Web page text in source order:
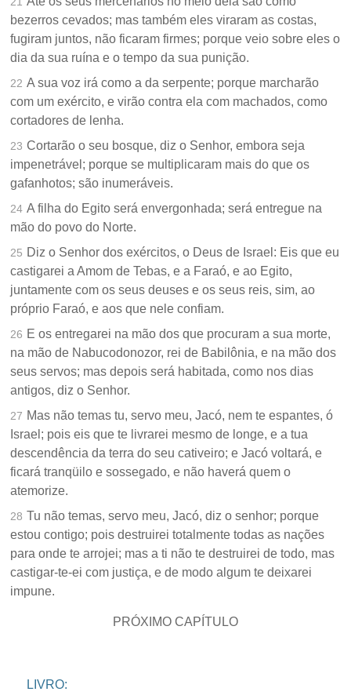
bezerros cevados; mas também eles viraram as costas,
fugiram juntos, não ficaram firmes; porque veio sobre eles o
dia da sua ruína e o tempo da sua punição.
22 A sua voz irá como a da serpente; porque marcharão
com um exército, e virão contra ela com machados, como
cortadores de lenha.
23 Cortarão o seu bosque, diz o Senhor, embora seja
impenetrável; porque se multiplicaram mais do que os
gafanhotos; são inumeráveis.
24 A filha do Egito será envergonhada; será entregue na
mão do povo do Norte.
25 Diz o Senhor dos exércitos, o Deus de Israel: Eis que eu
castigarei a Amom de Tebas, e a Faraó, e ao Egito,
juntamente com os seus deuses e os seus reis, sim, ao
próprio Faraó, e aos que nele confiam.
26 E os entregarei na mão dos que procuram a sua morte,
na mão de Nabucodonozor, rei de Babilônia, e na mão dos
seus servos; mas depois será habitada, como nos dias
antigos, diz o Senhor.
27 Mas não temas tu, servo meu, Jacó, nem te espantes, ó
Israel; pois eis que te livrarei mesmo de longe, e a tua
descendência da terra do seu cativeiro; e Jacó voltará, e
ficará tranqüilo e sossegado, e não haverá quem o
atemorize.
28 Tu não temas, servo meu, Jacó, diz o senhor; porque
estou contigo; pois destruirei totalmente todas as nações
para onde te arrojei; mas a ti não te destruirei de todo, mas
castigar-te-ei com justiça, e de modo algum te deixarei
impune.
PRÓXIMO CAPÍTULO
LIVRO: